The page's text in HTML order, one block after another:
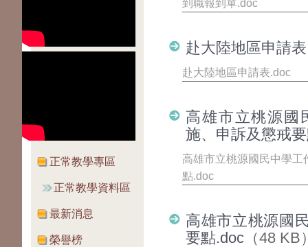
正常教學專區
正常教學資料區
最新消息
榮譽榜
到職報到單.doc
赴大陸地區申請
赴大陸地區申請表.doc
高雄市立桃源國
施、申訴及懲戒
高雄市立桃源國民中學工
點.doc
高雄市立桃源國
要點.doc （48 KB